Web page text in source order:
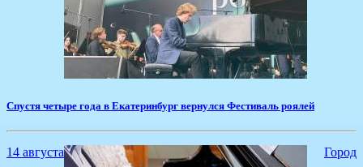
​Спустя четыре года в Екатеринбург вернулся Фестиваль роялей
14 августа Город